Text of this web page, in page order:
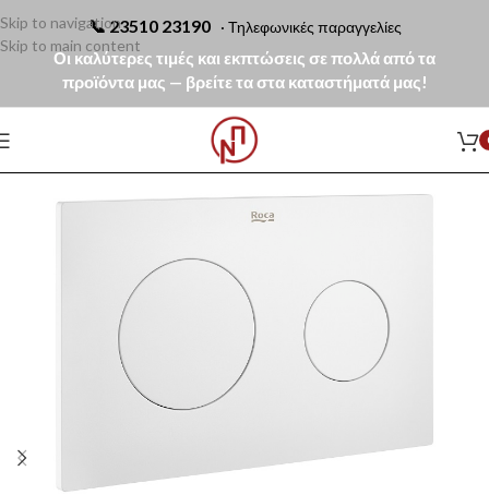
📞23510 23190 · Τηλεφωνικές παραγγελίες
Οι καλύτερες τιμές και εκπτώσεις σε πολλά από τα
προϊόντα μας — βρείτε τα στα καταστήματά μας!
Skip to navigation
Skip to main content